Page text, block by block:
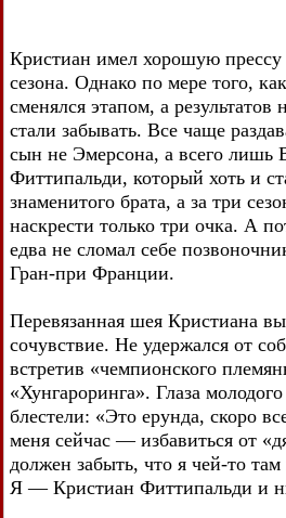
Кристиан имел хорошую прессу
сезона. Однако по мере того,
сменялся этапом, а результатов
стали забывать. Все чаще
сын не Эмерсона, а всего лишь
Фиттипальди, который хоть и
знаменитого брата, а за три
наскрести только три очка. А
едва не сломал себе
Гран-при Франции.
Перевязанная шея Кристиана
сочувствие. Не удержался от
встретив «чемпионского
«Хунгароринга». Глаза
блестели: «Это ерунда, скоро
меня сейчас — избавиться от
должен забыть, что я чей-то
Я — Кристиан Фиттипальди и